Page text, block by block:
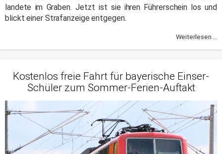
landete im Graben. Jetzt ist sie ihren Führerschein los und
blickt einer Strafanzeige entgegen.
Weiterlesen ...
Kostenlos freie Fahrt für bayerische Einser-
Schüler zum Sommer-Ferien-Auftakt